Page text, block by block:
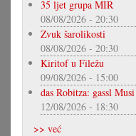
35 ljet grupa MIR
08/08/2026 - 20:30
Zvuk šarolikosti
08/08/2026 - 20:30
Kiritof u Filežu
09/08/2026 - 15:00
das Robitza: gassl
12/08/2026 - 18:30
>> već